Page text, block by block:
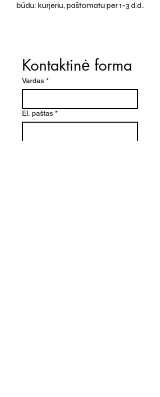
būdu: kurjeriu, paštomatu per 1-3 d.d..
Kontaktinė forma
Vardas *
El. paštas *